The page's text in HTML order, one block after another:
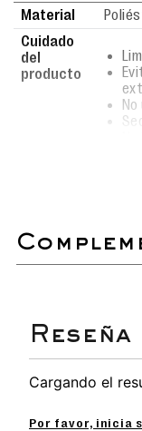
Detalle de
Material
Cuidado
del
producto
Cargando el
Por favor, inicia